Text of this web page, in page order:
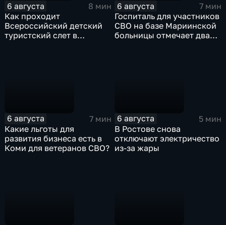
6 августа
8 мин
Как проходит
Всероссийский детский
туристский слет в
6 августа
7 мин
Госпиталь для участников
СВО на базе Мариинской
больницы отмечает два
6 августа
7 мин
Какие льготы для
развития бизнеса есть в
Коми для ветеранов СВО?
6 августа
5 мин
В Ростове снова
отключают электричество
из-за жары